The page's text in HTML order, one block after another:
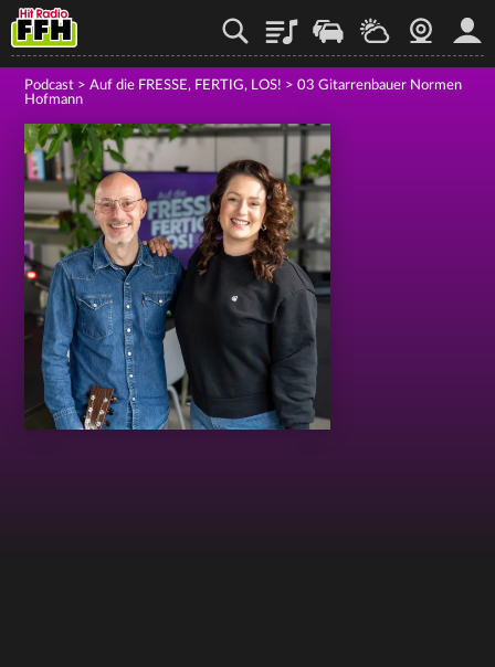
PlaylistStaupilotWetterWebcam
Podcast > Auf die FRESSE, FERTIG, LOS! > 03 Gitarrenbauer Normen
Hofmann